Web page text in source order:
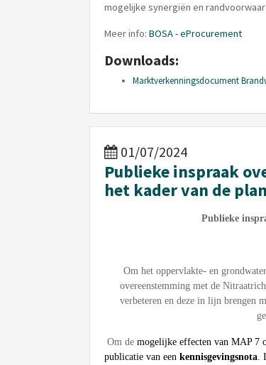
mogelijke synergiën en
Meer info: BOSA - eProcurement
Downloads:
Marktverkenningsdocument
01/07/2024
Publieke inspraak
het kader van de
Publieke
Om het oppervlakte- en
overeenstemming met de
verbeteren en deze in lijn brengen
Om de mogelijke effecten van MAP 7
publicatie van een kennisgevingsnota